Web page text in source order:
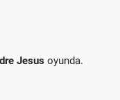
Jesus oyunda.